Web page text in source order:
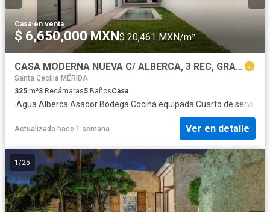
Casa·en venta
$ 6,650,000 MXN$ 20,461 MXN/m²
CASA MODERNA NUEVA C/ ALBERCA, 3 REC, GRAN TERRENO, NORTE DE MERIDA, YUCATAN
Santa Cecilia MÉRIDA
325 m²3 Recámaras5 BañosCasa
·Agua·Alberca·Asador·Bodega·Cocina equipada·Cuarto de servicio
Actualizado hace 1 semana Ver en detalle
1 /25